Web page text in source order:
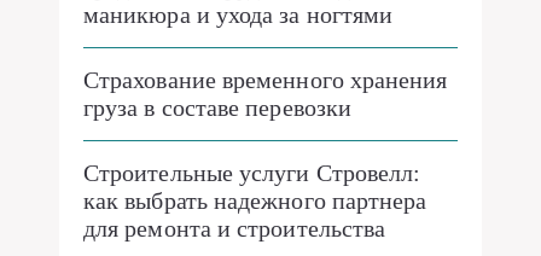
маникюра и ухода за ногтями
Страхование временного хранения
груза в составе перевозки
Строительные услуги Стровелл:
как выбрать надежного партнера
для ремонта и строительства